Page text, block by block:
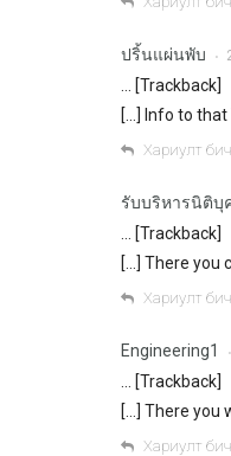
ปริ้นแผ่นพับ •
… [Trackback]
[…] Info to
Хариулт
รับบริหารนิติบุ
… [Trackback]
[…] There you
Хариулт
Engineering1 •
… [Trackback]
[…] There you
Хариулт